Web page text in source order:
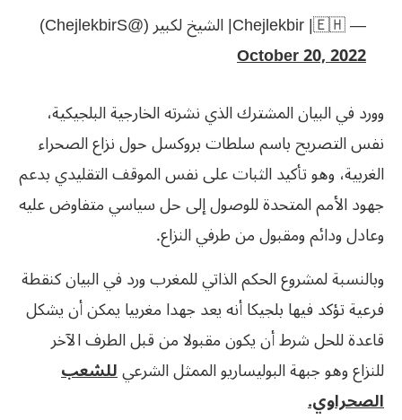
— Chejlekbir |🇪🇭| الشيخ لكبير (@ChejlekbirS)
October 20, 2022
وورد في البيان المشترك الذي نشرته الخارجية البلجيكية،
نفس التصريح باسم سلطات بروكسل حول نزاع الصحراء
الغربية، وهو تأكيد الثبات على نفس الموقف التقليدي بدعم
جهود الأمم المتحدة للوصول إلى حل سياسي متفاوض عليه
وعادل ودائم ومقبول من طرفي النزاع.
وبالنسبة لمشروع الحكم الذاتي للمغرب ورد في البيان كنقطة
فرعية تؤكد فيها بلجيكا أنه يعد جهدا مغربيا يمكن أن يشكل
قاعدة للحل شرط أن يكون مقبولا من قبل الطرف الآخر
للنزاع وهو جبهة البوليساريو الممثل الشرعيللشعب
الصحراوي.